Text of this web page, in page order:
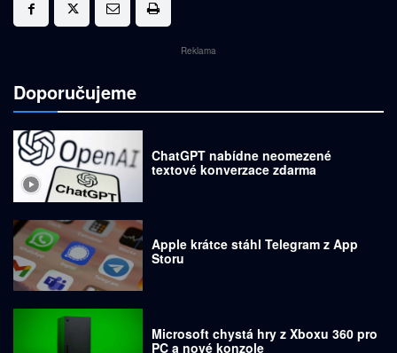
Reklama
Doporučujeme
ChatGPT nabídne neomezené
textové konverzace zdarma
Apple krátce stáhl Telegram z App
Storu
Microsoft chystá hry z Xboxu 360 pro
PC a nové konzole